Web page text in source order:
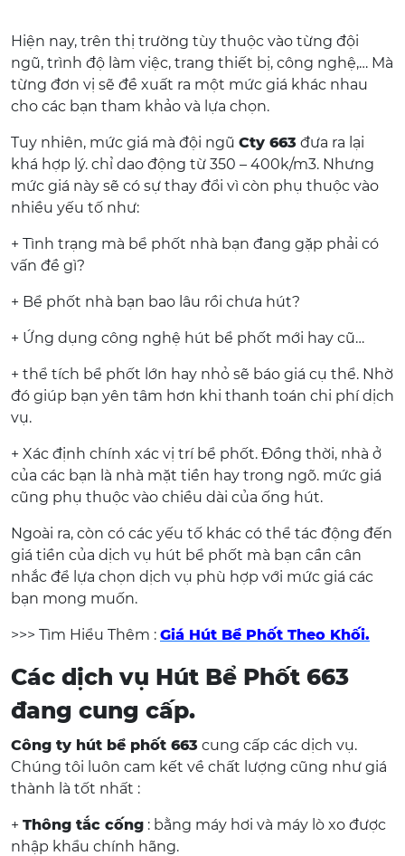
Hiện nay, trên thị trường tùy thuộc vào từng đội
ngũ, trình độ làm việc, trang thiết bị, công nghệ,… Mà
từng đơn vị sẽ đề xuất ra một mức giá khác nhau
cho các bạn tham khảo và lựa chọn.
Tuy nhiên, mức giá mà đội ngũ Cty 663 đưa ra lại
khá hợp lý. chỉ dao động từ 350 – 400k/m3. Nhưng
mức giá này sẽ có sự thay đổi vì còn phụ thuộc vào
nhiều yếu tố như:
+ Tình trạng mà bể phốt nhà bạn đang gặp phải có
vấn đề gì?
+ Bể phốt nhà bạn bao lâu rồi chưa hút?
+ Ứng dụng công nghệ hút bể phốt mới hay cũ…
+ thể tích bể phốt lớn hay nhỏ sẽ báo giá cụ thể. Nhờ
đó giúp bạn yên tâm hơn khi thanh toán chi phí dịch
vụ.
+ Xác định chính xác vị trí bể phốt. Đồng thời, nhà ở
của các bạn là nhà mặt tiền hay trong ngõ. mức giá
cũng phụ thuộc vào chiều dài của ống hút.
Ngoài ra, còn có các yếu tố khác có thể tác động đến
giá tiền của dịch vụ hút bể phốt mà bạn cần cân
nhắc để lựa chọn dịch vụ phù hợp với mức giá các
bạn mong muốn.
>>> Tìm Hiểu Thêm : Giá Hút Bể Phốt Theo Khối.
Các dịch vụ Hút Bể Phốt 663
đang cung cấp.
Công ty hút bể phốt 663 cung cấp các dịch vụ.
Chúng tôi luôn cam kết về chất lượng cũng như giá
thành là tốt nhất :
+ Thông tắc cống : bằng máy hơi và máy lò xo được
nhập khẩu chính hãng.